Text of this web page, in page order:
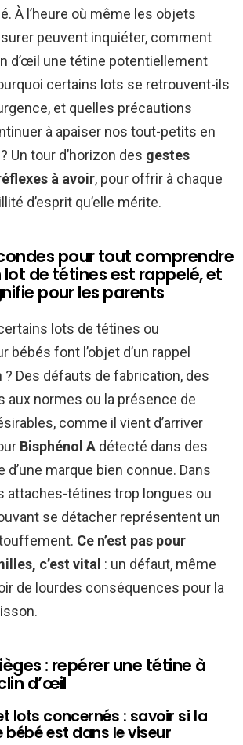
À l’heure où même les objets
peuvent inquiéter, comment
d’œil une tétine potentiellement
certains lots se retrouvent-ils
et quelles précautions
à apaiser nos tout-petits en
Un tour d’horizon des gestes
à avoir, pour offrir à chaque
d’esprit qu’elle mérite.
pour tout comprendre
lot de tétines est rappelé, et
pour les parents
lots de tétines ou
bébés font l’objet d’un rappel
? Des défauts de fabrication, des
aux normes ou la présence de
comme il vient d’arriver
Bisphénol A détecté dans des
marque bien connue. Dans
attaches-tétines trop longues ou
se détacher représentent un
Ce n’est pas pour
c’est vital : un défaut, même
de lourdes conséquences pour la
: repérer une tétine à
d’œil
lots concernés : savoir si la
bébé est dans le viseur